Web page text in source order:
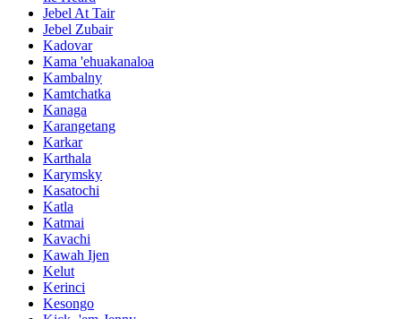
Jebel At Tair
Jebel Zubair
Kadovar
Kama 'ehuakanaloa
Kambalny
Kamtchatka
Kanaga
Karangetang
Karkar
Karthala
Karymsky
Kasatochi
Katla
Katmai
Kavachi
Kawah Ijen
Kelut
Kerinci
Kesongo